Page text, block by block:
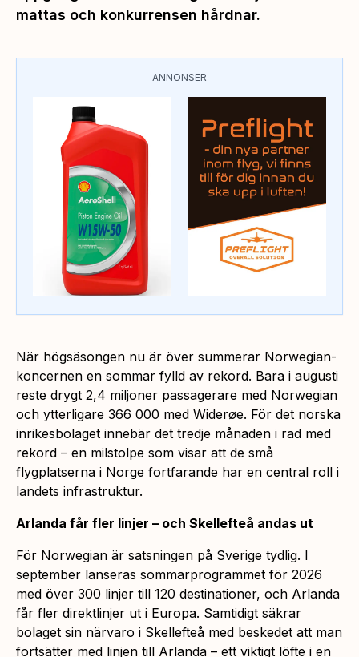
mattas och konkurrensen hårdnar.
ANNONSER
När högsäsongen nu är över summerar Norwegian-
koncernen en sommar fylld av rekord. Bara i augusti
reste drygt 2,4 miljoner passagerare med Norwegian
och ytterligare 366 000 med Widerøe. För det norska
inrikesbolaget innebär det tredje månaden i rad med
rekord – en milstolpe som visar att de små
flygplatserna i Norge fortfarande har en central roll i
landets infrastruktur.
Arlanda får fler linjer – och Skellefteå andas ut
För Norwegian är satsningen på Sverige tydlig. I
september lanseras sommarprogrammet för 2026
med över 300 linjer till 120 destinationer, och Arlanda
får fler direktlinjer ut i Europa. Samtidigt säkrar
bolaget sin närvaro i Skellefteå med beskedet att man
fortsätter med linjen till Arlanda – ett viktigt löfte i en